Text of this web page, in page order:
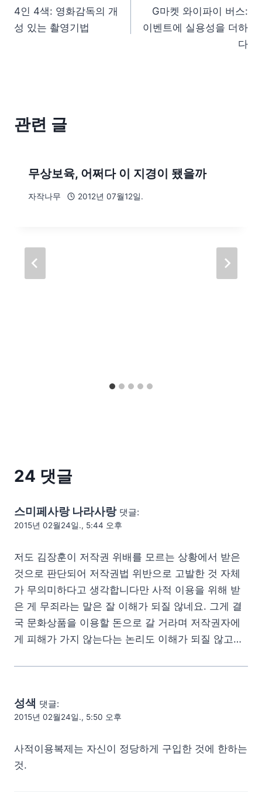
4인 4색: 영화감독의 개
성 있는 촬영기법
G마켓 와이파이 버스:
이벤트에 실용성을 더하
다
관련 글
무상보육, 어쩌다 이 지경이 됐을까
자작나무 2012년 07월12일.
24 댓글
스미페사랑 나라사랑 댓글:
2015년 02월24일., 5:44 오후
저도 김장훈이 저작권 위배를 모르는 상황에서 받은
것으로 판단되어 저작권법 위반으로 고발한 것 자체
가 무의미하다고 생각합니다만 사적 이용을 위해 받
은 게 무죄라는 말은 잘 이해가 되질 않네요. 그게 결
국 문화상품을 이용할 돈으로 갈 거라며 저작권자에
게 피해가 가지 않는다는 논리도 이해가 되질 않고…
성색 댓글:
2015년 02월24일., 5:50 오후
사적이용복제는 자신이 정당하게 구입한 것에 한하는
것.